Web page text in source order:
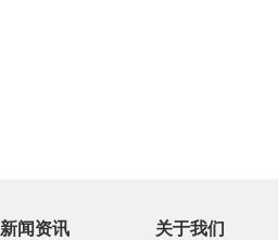
新闻资讯 关于我们